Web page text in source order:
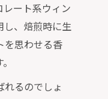
ート系ウィン
し、焙煎時に生
を思わせる香
るのでしょ